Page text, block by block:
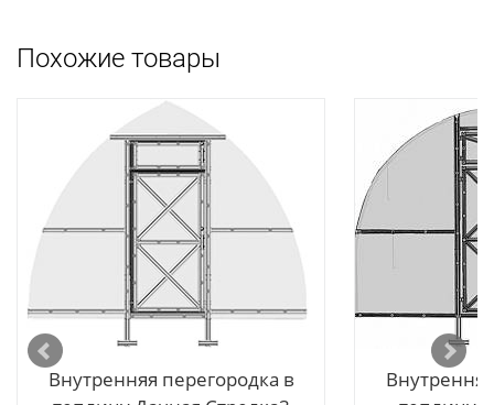
Похожие товары
Внутренняя перегородка в